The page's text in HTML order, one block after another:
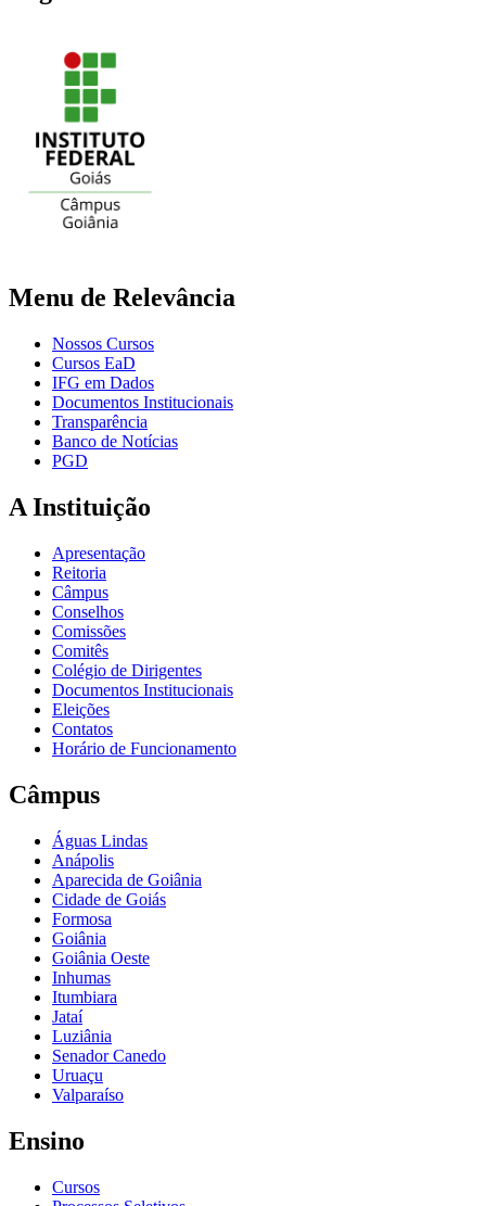
Menu de Relevância
Nossos Cursos
Cursos EaD
IFG em Dados
Documentos Institucionais
Transparência
Banco de Notícias
PGD
A Instituição
Apresentação
Reitoria
Câmpus
Conselhos
Comissões
Comitês
Colégio de Dirigentes
Documentos Institucionais
Eleições
Contatos
Horário de Funcionamento
Câmpus
Águas Lindas
Anápolis
Aparecida de Goiânia
Cidade de Goiás
Formosa
Goiânia
Goiânia Oeste
Inhumas
Itumbiara
Jataí
Luziânia
Senador Canedo
Uruaçu
Valparaíso
Ensino
Cursos